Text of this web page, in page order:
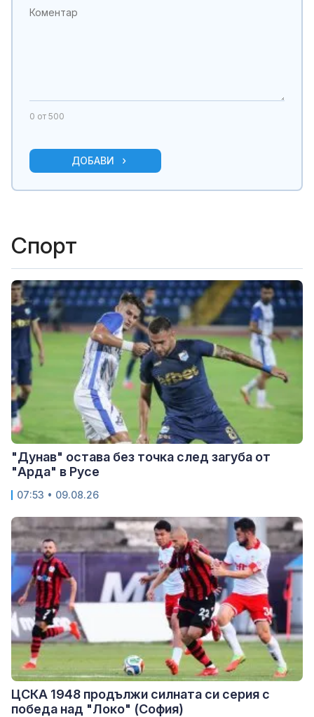
0 от 500
ДОБАВИ
Спорт
"Дунав" остава без точка след загуба от
"Арда" в Русе
07:53 • 09.08.26
ЦСКА 1948 продължи силната си серия с
победа над "Локо" (София)